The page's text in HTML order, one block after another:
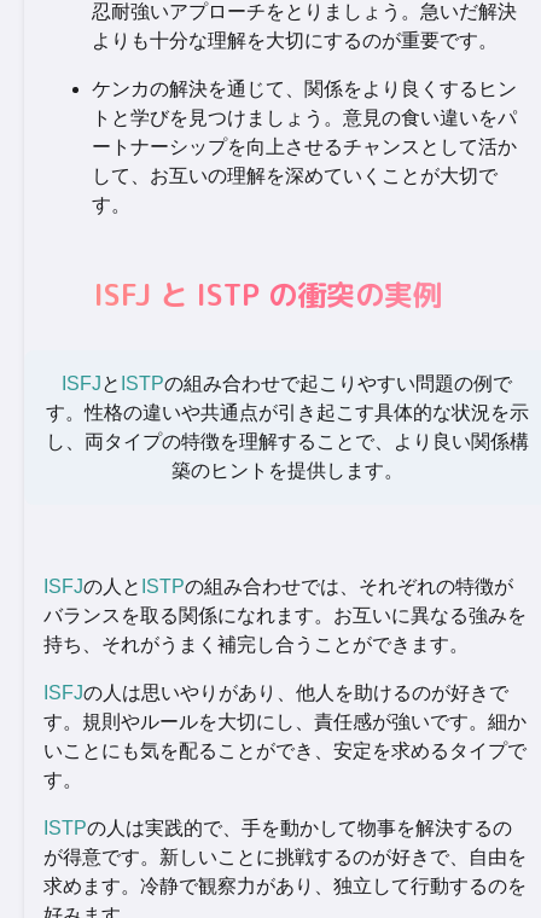
忍耐強いアプローチをとりましょう。急いだ解決
よりも十分な理解を大切にするのが重要です。
ケンカの解決を通じて、関係をより良くするヒン
トと学びを見つけましょう。意見の食い違いをパ
ートナーシップを向上させるチャンスとして活か
して、お互いの理解を深めていくことが大切で
す。
ISFJ と ISTP の衝突の実例
ISFJと ISTPの組み合わせで起こりやすい問題の例で
す。性格の違いや共通点が引き起こす具体的な状況を示
し、両タイプの特徴を理解することで、より良い関係構
築のヒントを提供します。
ISFJの人と ISTPの組み合わせでは、それぞれの特徴が
バランスを取る関係になれます。お互いに異なる強みを
持ち、それがうまく補完し合うことができます。
ISFJの人は思いやりがあり、他人を助けるのが好きで
す。規則やルールを大切にし、責任感が強いです。細か
いことにも気を配ることができ、安定を求めるタイプで
す。
ISTPの人は実践的で、手を動かして物事を解決するの
が得意です。新しいことに挑戦するのが好きで、自由を
求めます。冷静で観察力があり、独立して行動するのを